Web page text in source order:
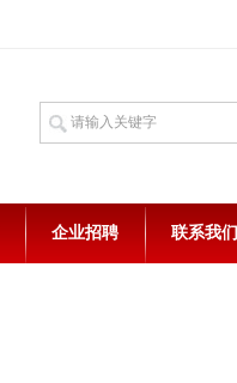
企业招聘 联系我们